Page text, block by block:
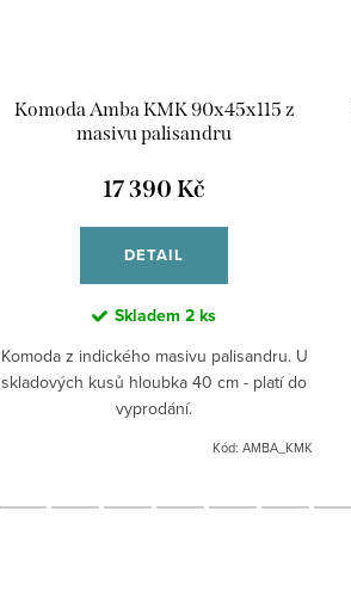
Komoda Amba KMK 90x45x115 z
masivu palisandru
17 390 Kč
DETAIL
Skladem 2 ks
Komoda z indického masivu palisandru. U
skladových kusů hloubka 40 cm - platí do
vyprodání.
Kód: AMBA_KMK